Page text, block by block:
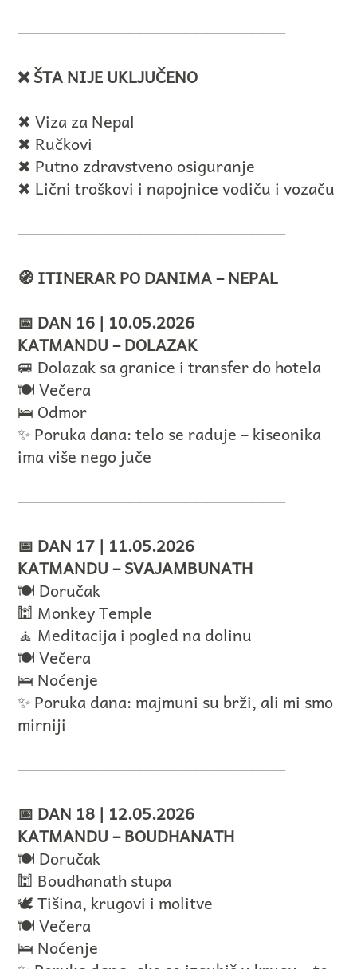
────────────────────────
❌ ŠTA NIJE UKLJUČENO
✖ Viza za Nepal
✖ Ručkovi
✖ Putno zdravstveno osiguranje
✖ Lični troškovi i napojnice vodiču i vozaču
────────────────────────
🧭 ITINERAR PO DANIMA – NEPAL
📅 DAN 16 | 10.05.2026
KATMANDU – DOLAZAK
🚐 Dolazak sa granice i transfer do hotela
🍽️ Večera
🛌 Odmor
✨ Poruka dana: telo se raduje – kiseonika
ima više nego juče
────────────────────────
📅 DAN 17 | 11.05.2026
KATMANDU – SVAJAMBUNATH
🍽️ Doručak
🕍 Monkey Temple
🧘 Meditacija i pogled na dolinu
🍽️ Večera
🛌 Noćenje
✨ Poruka dana: majmuni su brži, ali mi smo
mirniji
────────────────────────
📅 DAN 18 | 12.05.2026
KATMANDU – BOUDHANATH
🍽️ Doručak
🕍 Boudhanath stupa
🕊️ Tišina, krugovi i molitve
🍽️ Večera
🛌 Noćenje